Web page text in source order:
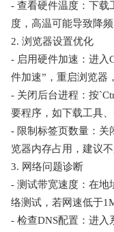
- 查看硬件温度：下载
度，高温可能导致降
2. 浏览器设置优化
- 启用硬件加速：进入
件加速”，重启浏览器
- 关闭后台进程：按
要程序，如下载工具
- 限制标签页数量：关
览器内存占用，建议不
3. 网络问题诊断
- 测试带宽速度：在地
络测试，若网速低于
- 检查DNS配置：进入